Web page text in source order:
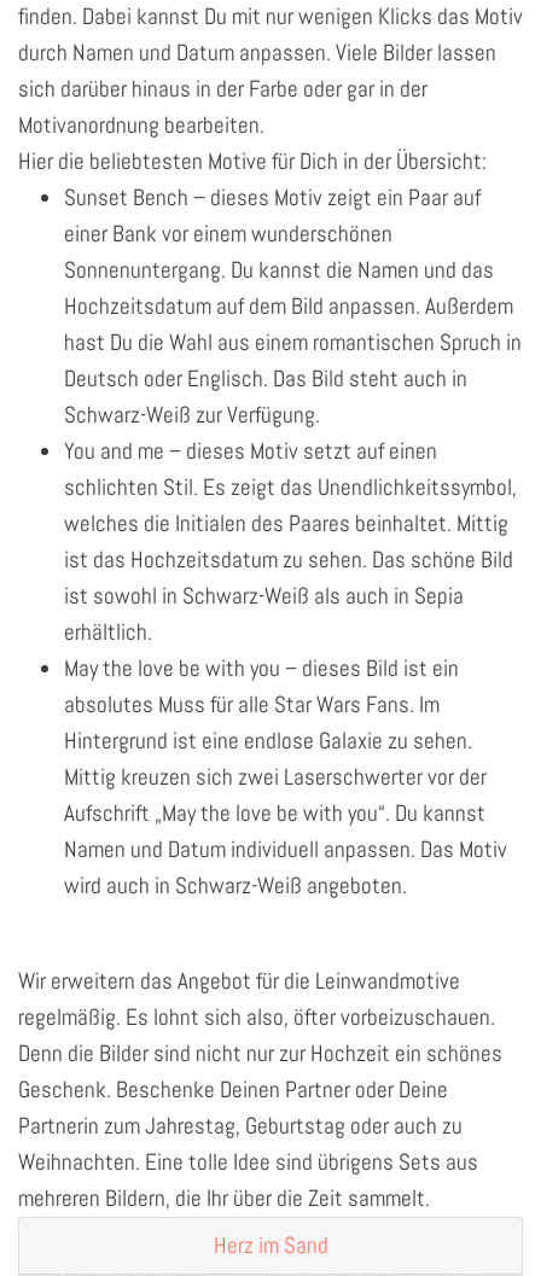
finden. Dabei kannst Du mit nur wenigen Klicks das Motiv
durch Namen und Datum anpassen. Viele Bilder lassen
sich darüber hinaus in der Farbe oder gar in der
Motivanordnung bearbeiten.
Hier die beliebtesten Motive für Dich in der Übersicht:
Sunset Bench – dieses Motiv zeigt ein Paar auf
einer Bank vor einem wunderschönen
Sonnenuntergang. Du kannst die Namen und das
Hochzeitsdatum auf dem Bild anpassen. Außerdem
hast Du die Wahl aus einem romantischen Spruch in
Deutsch oder Englisch. Das Bild steht auch in
Schwarz-Weiß zur Verfügung.
You and me – dieses Motiv setzt auf einen
schlichten Stil. Es zeigt das Unendlichkeitssymbol,
welches die Initialen des Paares beinhaltet. Mittig
ist das Hochzeitsdatum zu sehen. Das schöne Bild
ist sowohl in Schwarz-Weiß als auch in Sepia
erhältlich.
May the love be with you – dieses Bild ist ein
absolutes Muss für alle Star Wars Fans. Im
Hintergrund ist eine endlose Galaxie zu sehen.
Mittig kreuzen sich zwei Laserschwerter vor der
Aufschrift „May the love be with you“. Du kannst
Namen und Datum individuell anpassen. Das Motiv
wird auch in Schwarz-Weiß angeboten.
Wir erweitern das Angebot für die Leinwandmotive
regelmäßig. Es lohnt sich also, öfter vorbeizuschauen.
Denn die Bilder sind nicht nur zur Hochzeit ein schönes
Geschenk. Beschenke Deinen Partner oder Deine
Partnerin zum Jahrestag, Geburtstag oder auch zu
Weihnachten. Eine tolle Idee sind übrigens Sets aus
mehreren Bildern, die Ihr über die Zeit sammelt.
Herz im Sand